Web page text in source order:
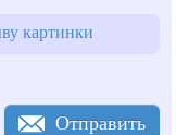
картинки
Отправить